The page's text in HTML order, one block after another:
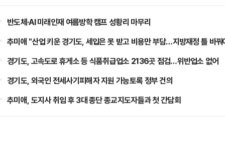
반도체·AI 미래인재 여름방학 캠프 성황리 마무리
추미애 "산업 키운 경기도, 세입은 못 받고 비용만 부담…지방재정 틀 바
경기도, 고속도로 휴게소 등 식품취급업소 2136곳 점검…위반업소 없어
경기도, 외국인 전세사기피해자 지원 가능토록 정부 건의
추미애, 도지사 취임 후 3대 종단 종교지도자들과 첫 간담회